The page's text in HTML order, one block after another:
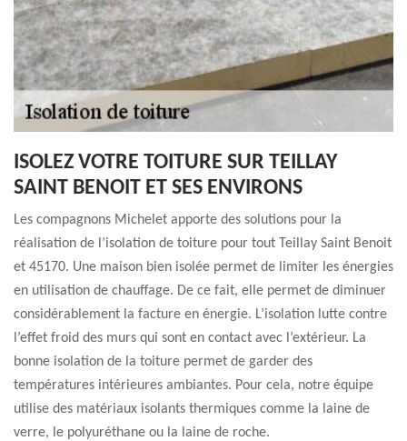
ISOLEZ VOTRE TOITURE SUR TEILLAY
SAINT BENOIT ET SES ENVIRONS
Les compagnons Michelet apporte des solutions pour la
réalisation de l’isolation de toiture pour tout Teillay Saint Benoit
et 45170. Une maison bien isolée permet de limiter les énergies
en utilisation de chauffage. De ce fait, elle permet de diminuer
considérablement la facture en énergie. L’isolation lutte contre
l’effet froid des murs qui sont en contact avec l’extérieur. La
bonne isolation de la toiture permet de garder des
températures intérieures ambiantes. Pour cela, notre équipe
utilise des matériaux isolants thermiques comme la laine de
verre, le polyuréthane ou la laine de roche.